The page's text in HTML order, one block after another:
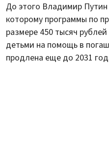
До этого Владимир Путин
которому программы по
размере 450 тысяч
детьми на помощь в
продлена еще до 2031